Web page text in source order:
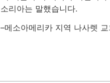
소리아는 말했습니다.
–메소아메리카 지역 나사렛 교